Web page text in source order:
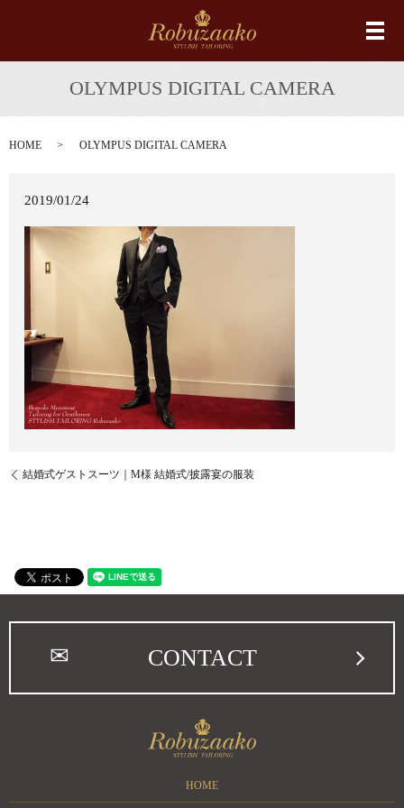
メ
OLYMPUS DIGITAL CAMERA
HOME OLYMPUS DIGITAL CAMERA
2019/01/24
結婚式ゲストスーツ｜M様 結婚式/披露宴の服装
CONTACT
HOME